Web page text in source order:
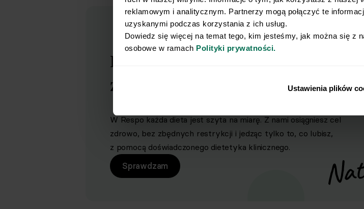
reklamowym i analitycznym. Partnerzy mogą połączyć te
uzyskanymi podczas korzystania z ich usług.
Dowiedz się więcej na temat tego, kim jesteśmy, jak można się z
osobowe w ramach Polityki prywatności.
Ustawienia plików
Dołącz do ponad 93 627
zadowolonych Podopiecznych!
W Respo każda dieta jest szyta na miarę. Z nami osiągniesz cel
zdrowo, bez zbędnych restrykcji i jedząc tylko to, co lubisz,
z pomocą doświadczonego dietetyka klinicznego.
Sprawdzam